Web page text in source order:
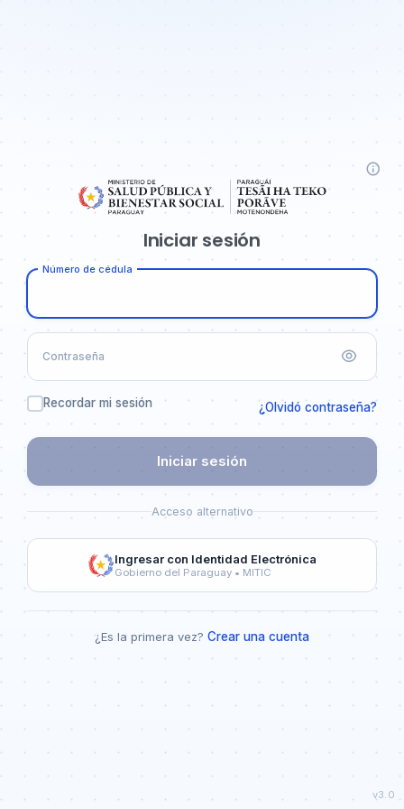
Iniciar sesión
Número de cédula
Contraseña
Recordar mi sesión ¿Olvidó contraseña?
Iniciar sesión
Acceso alternativo
Ingresar con Identidad Electrónica
Gobierno del Paraguay • MITIC
¿Es la primera vez? Crear una cuenta
v3.0